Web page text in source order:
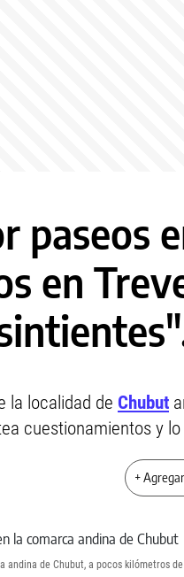
paseos
en
la localidad de Chubut
cuestionamientos y
+
andina de Chubut, a pocos kilómetros de